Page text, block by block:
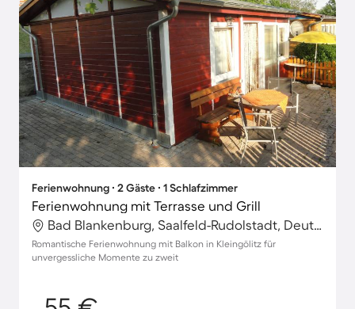
Ferienwohnung ∙ 2 Gäste ∙ 1 Schlafzimmer
Ferienwohnung mit Terrasse und Grill
Bad Blankenburg, Saalfeld-Rudolstadt, Deutschland
Romantische Ferienwohnung mit Balkon in Kleingölitz für
unvergessliche Momente zu zweit